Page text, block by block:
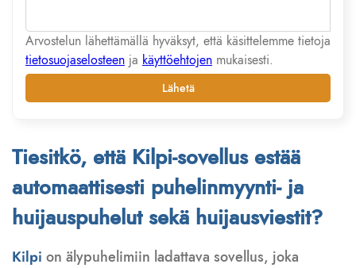
Arvostelun lähettämällä hyväksyt, että käsittelemme tietoja
tietosuojaselosteen ja käyttöehtojen mukaisesti.
Lähetä
Tiesitkö, että Kilpi-sovellus estää
automaattisesti puhelinmyynti- ja
huijauspuhelut sekä huijausviestit?
Kilpi on älypuhelimiin ladattava sovellus, joka